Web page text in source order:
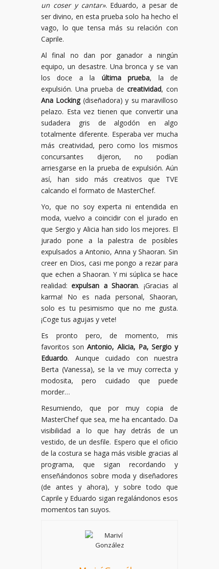
un coser y cantar». Eduardo, a pesar de
ser divino, en esta prueba solo ha hecho el
vago, lo que tensa más su relación con
Caprile.
Al final no dan por ganador a ningún
equipo, un desastre. Una bronca y se van
los doce a la última prueba, la de
expulsión. Una prueba de creatividad, con
Ana Locking(diseñadora) y su maravilloso
pelazo. Esta vez tienen que convertir una
sudadera gris de algodón en algo
totalmente diferente. Esperaba ver mucha
más creatividad, pero como los mismos
concursantes dijeron, no podían
arriesgarse en la prueba de expulsión. Aún
así, han sido más creativos que TVE
calcando el formato de MasterChef.
Yo, que no soy experta ni entendida en
moda, vuelvo a coincidir con el jurado en
que Sergio y Alicia han sido los mejores. El
jurado pone a la palestra de posibles
expulsados a Antonio, Anna y Shaoran. Sin
creer en Dios, casi me pongo a rezar para
que echen a Shaoran. Y mi súplica se hace
realidad:expulsan a Shaoran. ¡Gracias al
karma! No es nada personal, Shaoran,
solo es tu pesimismo que no me gusta.
¡Coge tus agujas y vete!
Es pronto pero, de momento, mis
favoritos sonAntonio, Alicia, Pa, Sergio y
Eduardo. Aunque cuidado con nuestra
Berta (Vanessa), se la ve muy correcta y
modosita, pero cuidado que puede
morder…
Resumiendo, que por muy copia de
MasterChef que sea, me ha encantado. Da
visibilidad a lo que hay detrás de un
vestido, de un desfile. Espero que el oficio
de la costura se haga más visible gracias al
programa, que sigan recordando y
enseñándonos sobre moda y diseñadores
(de antes y ahora), y sobre todo que
Caprile y Eduardo sigan regalándonos esos
momentos tan suyos.